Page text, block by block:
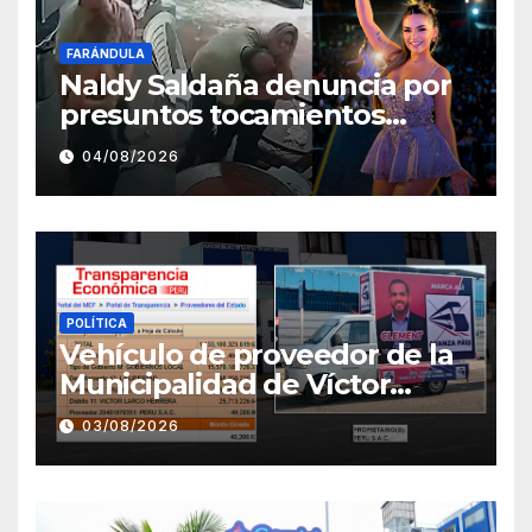
FARÁNDULA
Naldy Saldaña denuncia por
presuntos tocamientos
indebidos a director musical
de La Bella Luz
04/08/2026
POLÍTICA
Vehículo de proveedor de la
Municipalidad de Víctor
Larco aparece con publicidad
de campaña de León
Clement
03/08/2026